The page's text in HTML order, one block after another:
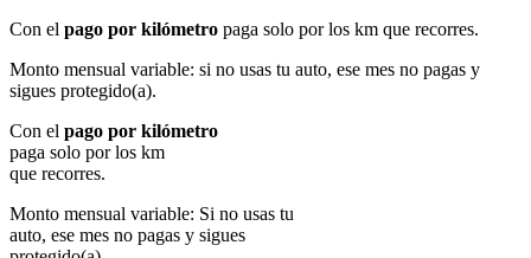
Con el pago por kilómetro paga solo por los km que recorres.
Monto mensual variable: si no usas tu auto, ese mes no pagas y
sigues protegido(a).
Con el pago por kilómetro
paga solo por los km
que recorres.
Monto mensual variable: Si no usas tu
auto, ese mes no pagas y sigues